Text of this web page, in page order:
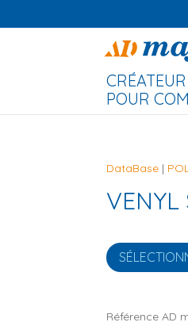
POUR
DataBase |
VENYL
Référence AD